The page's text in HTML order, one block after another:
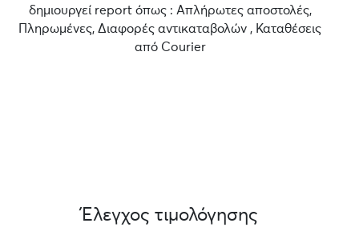
δημιουργεί report όπως : Απλήρωτες αποστολές,
Πληρωμένες, Διαφορές αντικαταβολών , Καταθέσεις
από Courier
Έλεγχος τιμολόγησης